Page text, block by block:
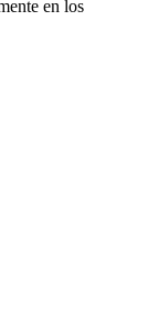
en los